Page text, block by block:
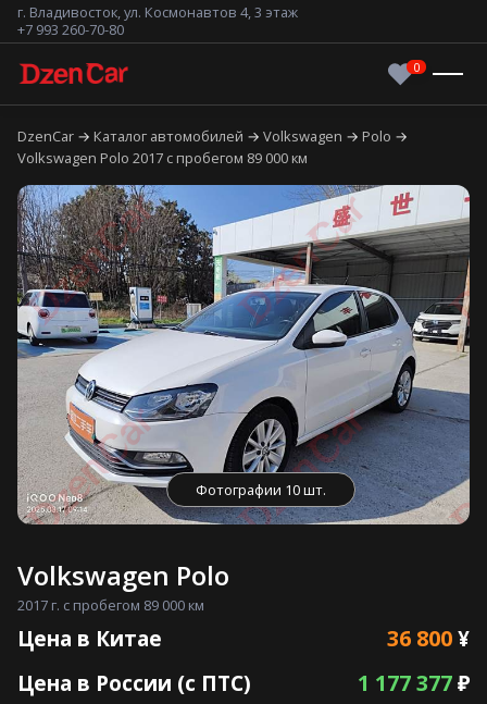
г. Владивосток, ул. Космонавтов 4, 3 этаж
+7 993 260-70-80
DzenCar Каталог автомобилей Volkswagen
Polo
Volkswagen Polo 2017 с пробегом 89 000 км
Фотографии 10 шт.
Volkswagen Polo
2017 г. с пробегом 89 000 км
Цена в Китае 36 800¥
Цена в России (с ПТС)
1 177 377₽